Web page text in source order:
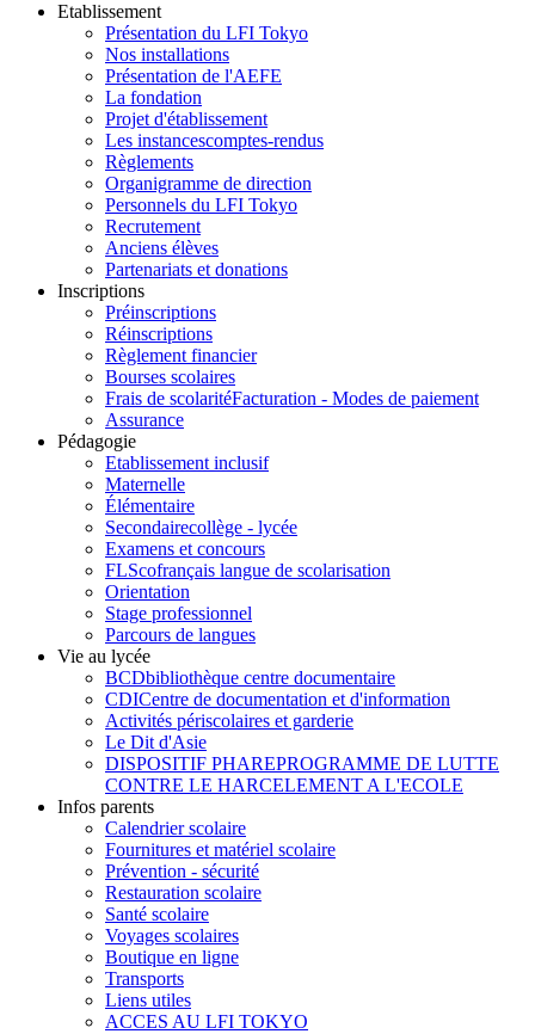
Etablissement
Présentation du LFI Tokyo
Nos installations
Présentation de l'AEFE
La fondation
Projet d'établissement
Les instancescomptes-rendus
Règlements
Organigramme de direction
Personnels du LFI Tokyo
Recrutement
Anciens élèves
Partenariats et donations
Inscriptions
Préinscriptions
Réinscriptions
Règlement financier
Bourses scolaires
Frais de scolaritéFacturation - Modes de paiement
Assurance
Pédagogie
Etablissement inclusif
Maternelle
Élémentaire
Secondairecollège - lycée
Examens et concours
FLScofrançais langue de scolarisation
Orientation
Stage professionnel
Parcours de langues
Vie au lycée
BCDbibliothèque centre documentaire
CDICentre de documentation et d'information
Activités périscolaires et garderie
Le Dit d'Asie
DISPOSITIF PHAREPROGRAMME DE LUTTE
CONTRE LE HARCELEMENT A L'ECOLE
Infos parents
Calendrier scolaire
Fournitures et matériel scolaire
Prévention - sécurité
Restauration scolaire
Santé scolaire
Voyages scolaires
Boutique en ligne
Transports
Liens utiles
ACCES AU LFI TOKYO